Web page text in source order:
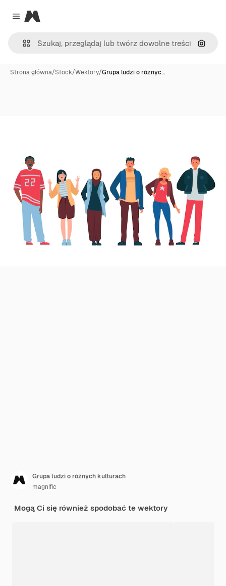
Close menu
Magnific
Szukaj
Strona główna/Stock/Wektory/Grupa ludzi o różnyc…
Grupa ludzi o różnych kulturach
magnific
Mogą Ci się również spodobać te wektory